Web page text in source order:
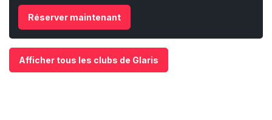
Réserver maintenant
Afficher tous les clubs de Glaris